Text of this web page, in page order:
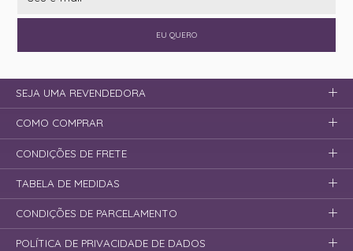
EU QUERO
SEJA UMA REVENDEDORA
COMO COMPRAR
CONDIÇÕES DE FRETE
TABELA DE MEDIDAS
CONDIÇÕES DE PARCELAMENTO
POLÍTICA DE PRIVACIDADE DE DADOS